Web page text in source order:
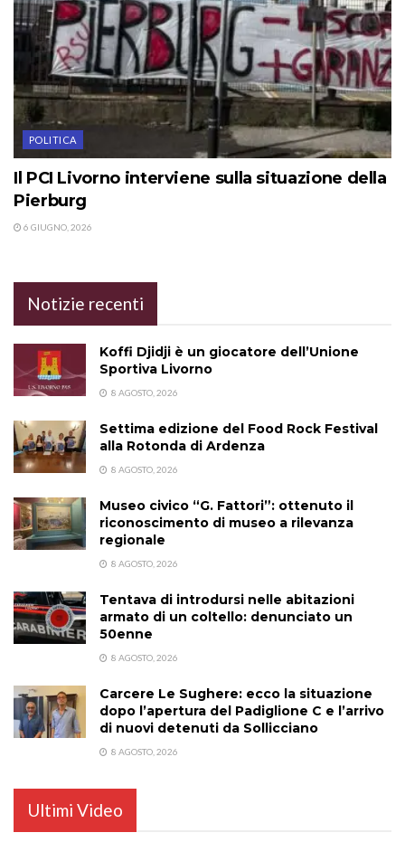
POLITICA
Il PCI Livorno interviene sulla situazione della
Pierburg
6 GIUGNO, 2026
Notizie recenti
Koffi Djidji è un giocatore dell’Unione
Sportiva Livorno
8 AGOSTO, 2026
Settima edizione del Food Rock Festival
alla Rotonda di Ardenza
8 AGOSTO, 2026
Museo civico “G. Fattori”: ottenuto il
riconoscimento di museo a rilevanza
regionale
8 AGOSTO, 2026
Tentava di introdursi nelle abitazioni
armato di un coltello: denunciato un
50enne
8 AGOSTO, 2026
Carcere Le Sughere: ecco la situazione
dopo l’apertura del Padiglione C e l’arrivo
di nuovi detenuti da Sollicciano
8 AGOSTO, 2026
Ultimi Video